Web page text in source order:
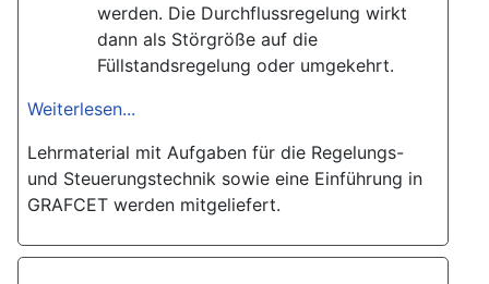
werden. Die Durchflussregelung wirkt
dann als Störgröße auf die
Füllstandsregelung oder umgekehrt.
Weiterlesen...
Lehrmaterial mit Aufgaben für die Regelungs-
und Steuerungstechnik sowie eine Einführung in
GRAFCET werden mitgeliefert.